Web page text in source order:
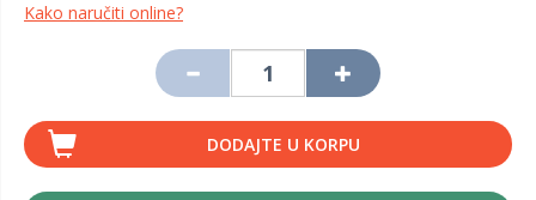
Kako naručiti online?
DODAJTE U KORPU